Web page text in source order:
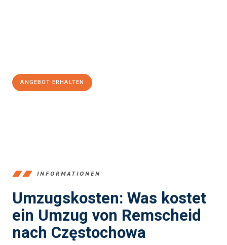
ANGEBOT ERHALTEN
INFORMATIONEN
Umzugskosten: Was kostet
ein Umzug von Remscheid
nach Częstochowa